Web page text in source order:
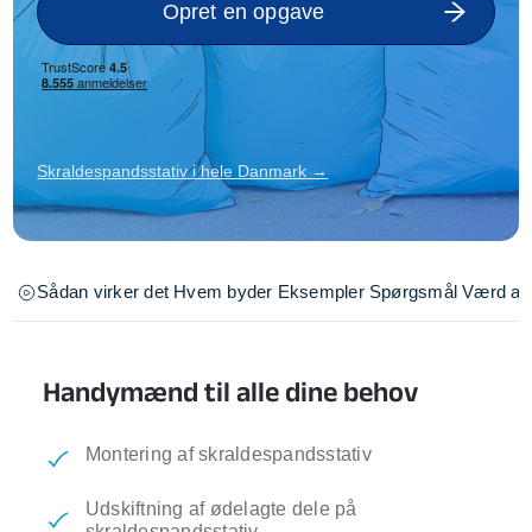
Opret en opgave
Skraldespandsstativ i hele Danmark →
Sådan virker det Hvem byder Eksempler Spørgsmål Værd at
Handymænd til alle dine behov
Montering af skraldespandsstativ
Udskiftning af ødelagte dele på